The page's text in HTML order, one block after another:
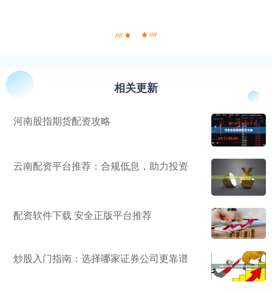
相关更新
河南股指期货配资攻略
云南配资平台推荐：合规低息，助力投资
配资软件下载 安全正版平台推荐
炒股入门指南：选择哪家证券公司更靠谱